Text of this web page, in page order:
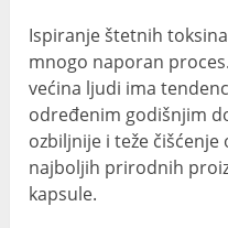
Ispiranje štetnih
mnogo naporan
većina ljudi ima
određenim godišnjim
ozbiljnije i teže čišćenje
najboljih prirodnih
kapsule.